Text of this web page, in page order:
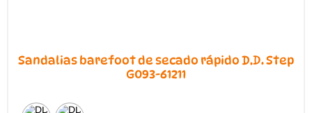
Sandalias barefoot de secado rápido D.D. Step
G093-61211